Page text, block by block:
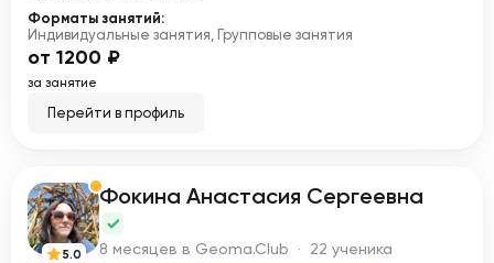
Форматы занятий:
Индивидуальные занятия, Групповые занятия
от 1200 ₽
за занятие
Перейти в профиль
Ф
5.0
Фокина Анастасия Сергеевна
8 месяцев в Geoma.Club · 22 ученика